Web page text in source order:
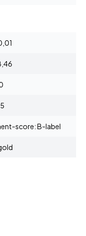
score: B-label